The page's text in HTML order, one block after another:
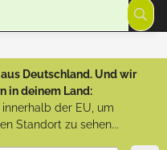
Deutschland. Und wir
in deinem Land:
der EU, um
Standort zu sehen...